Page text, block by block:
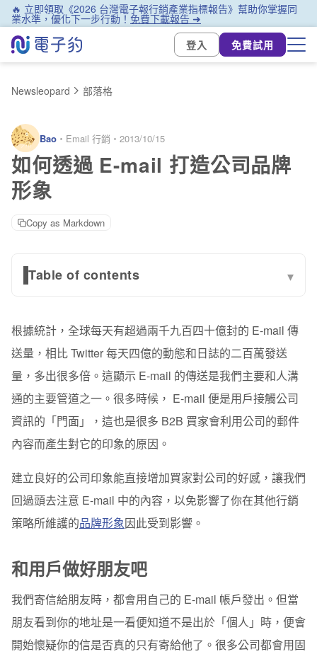
🔥 立即領取《2026 台灣電子報行銷產業指標報告》幫助你掌握同
業水準，優化下一步行動！免費下載報告 ➜
登入
免費試用
Newsleopard 部落格
Bao ・ Email 行銷 ・ 2013/10/15
如何透過 E-mail 打造公司品牌
形象
Copy as Markdown
Table of contents ▾
平實的內容反而更令朋友接受
以真誠對待你的朋友
要讓朋友給你回應
1. 你的 CTA 要能提供用戶所需
根據統計，全球每天有超過兩千九百四十億封的 E-mail 傳
送量，相比 Twitter 每天四億的動態和日誌的二百萬發送
量，多出很多倍。這顯示 E-mail 的傳送是我們主要和人溝
通的主要管道之一。很多時候， E-mail 便是用戶接觸公司
資訊的「門面」，這也是很多 B2B 買家會利用公司的郵件
內容而產生對它的印象的原因。
建立良好的公司印象能直接增加買家對公司的好感，讓我們
回過頭去注意 E-mail 中的內容，以免影響了你在其他行銷
策略所維護的品牌形象因此受到影響。
和用戶做好朋友吧
我們寄信給朋友時，都會用自己的 E-mail 帳戶發出。但當
朋友看到你的地址是一看便知道不是出於「個人」時，便會
開始懷疑你的信是否真的只有寄給他了。很多公司都會用固